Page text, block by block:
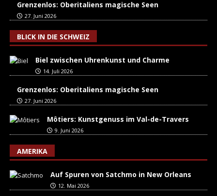
Grenzenlos: Oberitaliens magische Seen
27. Juni 2026
BLICK IN DIE SCHWEIZ
Biel zwischen Uhrenkunst und Charme
14. Juli 2026
Grenzenlos: Oberitaliens magische Seen
27. Juni 2026
Môtiers: Kunstgenuss im Val-de-Travers
9. Juni 2026
AMERIKA
Auf Spuren von Satchmo in New Orleans
12. Mai 2026